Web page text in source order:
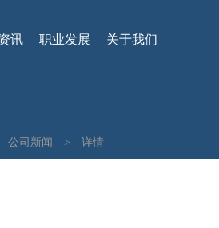
讯 职业发展 关于我们
公司新闻 > 详情